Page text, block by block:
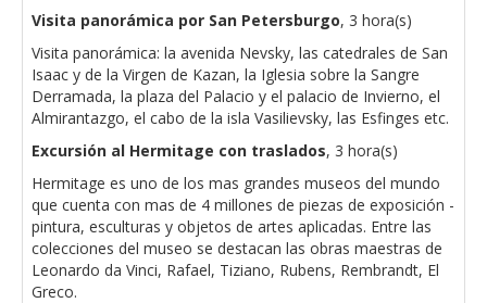
Visita panorámica por San Petersburgo, 3 hora(s)
Visita panorámica: la avenida Nevsky, las catedrales de San
Isaac y de la Virgen de Kazan, la Iglesia sobre la Sangre
Derramada, la plaza del Palacio y el palacio de Invierno, el
Almirantazgo, el cabo de la isla Vasilievsky, las Esfinges etc.
Excursión al Hermitage con traslados, 3 hora(s)
Hermitage es uno de los mas grandes museos del mundo
que cuenta con mas de 4 millones de piezas de exposición -
pintura, esculturas y objetos de artes aplicadas. Entre las
colecciones del museo se destacan las obras maestras de
Leonardo da Vinci, Rafael, Tiziano, Rubens, Rembrandt, El
Greco.